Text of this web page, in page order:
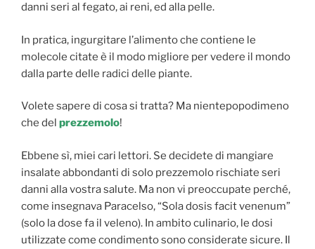
danni seri al fegato, ai reni, ed alla pelle.
In pratica, ingurgitare l’alimento che contiene le
molecole citate è il modo migliore per vedere il mondo
dalla parte delle radici delle piante.
Volete sapere di cosa si tratta? Ma nientepopodimeno
che del prezzemolo!
Ebbene sì, miei cari lettori. Se decidete di mangiare
insalate abbondanti di solo prezzemolo rischiate seri
danni alla vostra salute. Ma non vi preoccupate perché,
come insegnava Paracelso, “Sola dosis facit venenum”
(solo la dose fa il veleno). In ambito culinario, le dosi
utilizzate come condimento sono considerate sicure. Il